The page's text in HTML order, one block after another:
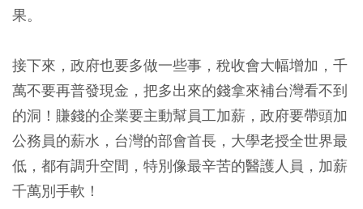
果。
接下來，政府也要多做一些事，稅收會大幅增加，千
萬不要再普發現金，把多出來的錢拿來補台灣看不到
的洞！賺錢的企業要主動幫員工加薪，政府要帶頭加
公務員的薪水，台灣的部會首長，大學老授全世界最
低，都有調升空間，特別像最辛苦的醫護人員，加薪
千萬別手軟！